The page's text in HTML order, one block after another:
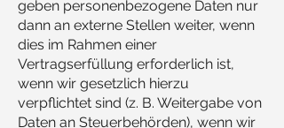
geben personenbezogene Daten nur
dann an externe Stellen weiter, wenn
dies im Rahmen einer
Vertragserfüllung erforderlich ist,
wenn wir gesetzlich hierzu
verpflichtet sind (z. B. Weitergabe von
Daten an Steuerbehörden), wenn wir